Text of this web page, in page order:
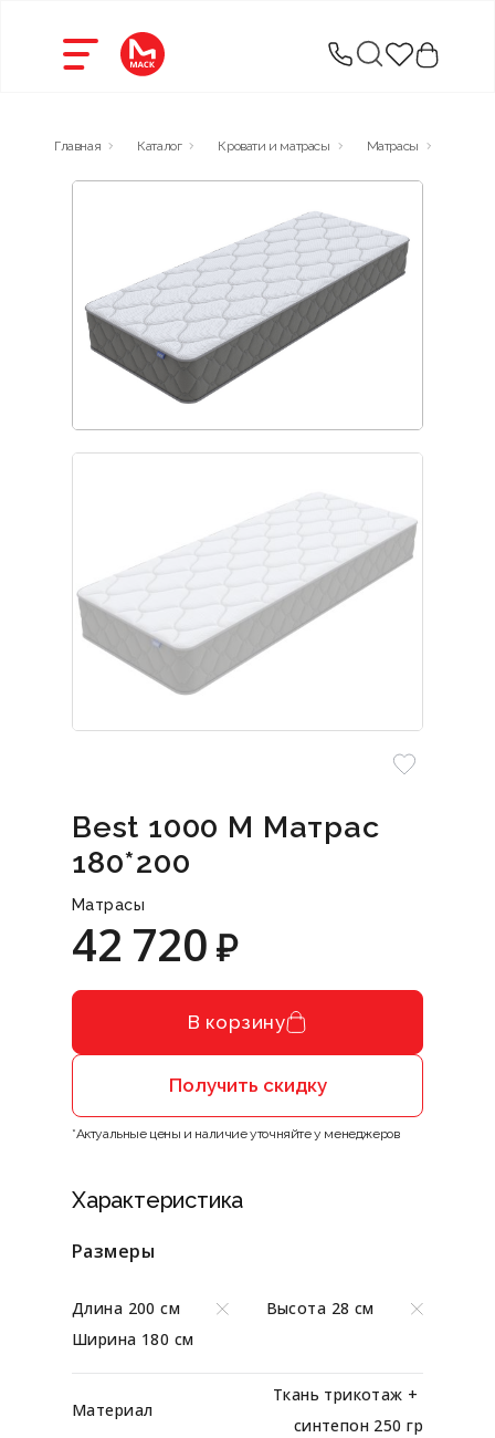
Главная Каталог Кровати и матрасы Матрасы
Best 1000 M Матрас
180*200
Матрасы
42 720 ₽
В корзину
Получить скидку
*Актуальные цены и наличие уточняйте у менеджеров
Характеристика
Размеры
Длина 200 см
Высота 28 см
Ширина 180 см
Материал
Ткань трикотаж +
синтепон 250 гр